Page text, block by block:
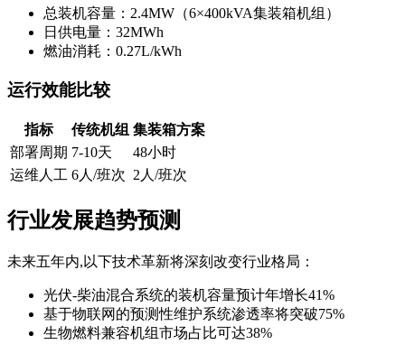
总装机容量：2.4MW（6×400kVA集装箱机组）
日供电量：32MWh
燃油消耗：0.27L/kWh
运行效能比较
指标 传统机组 集装箱方案
部署周期 7-10天
48小时
运维人工 6人/班次 2人/班次
行业发展趋势预测
未来五年内,以下技术革新将深刻改变行业格局：
光伏-柴油混合系统的装机容量预计年增长41%
基于物联网的预测性维护系统渗透率将突破75%
生物燃料兼容机组市场占比可达38%